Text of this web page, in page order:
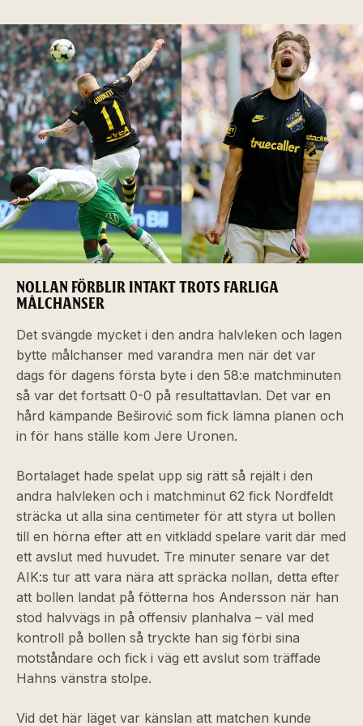
NOLLAN FÖRBLIR INTAKT TROTS FARLIGA
MÅLCHANSER
Det svängde mycket i den andra halvleken och lagen
bytte målchanser med varandra men när det var
dags för dagens första byte i den 58:e matchminuten
så var det fortsatt 0-0 på resultattavlan. Det var en
hård kämpande Beširović som fick lämna planen och
in för hans ställe kom Jere Uronen.
Bortalaget hade spelat upp sig rätt så rejält i den
andra halvleken och i matchminut 62 fick Nordfeldt
sträcka ut alla sina centimeter för att styra ut bollen
till en hörna efter att en vitklädd spelare varit där med
ett avslut med huvudet. Tre minuter senare var det
AIK:s tur att vara nära att spräcka nollan, detta efter
att bollen landat på fötterna hos Andersson när han
stod halvvägs in på offensiv planhalva – väl med
kontroll på bollen så tryckte han sig förbi sina
motståndare och fick i väg ett avslut som träffade
Hahns vänstra stolpe.
Vid det här läget var känslan att matchen kunde